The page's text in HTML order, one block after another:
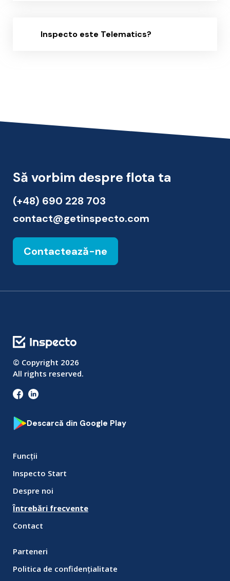
Inspecto este Telematics?
Să vorbim despre flota ta
(+48) 690 228 703
contact@getinspecto.com
Contactează-ne
© Copyright 2026
All rights reserved.
Descarcă din Google Play
Funcții
Inspecto Start
Despre noi
Întrebări frecvente
Contact
Parteneri
Politica de confidențialitate